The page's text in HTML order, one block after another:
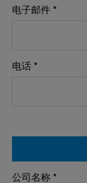
电子邮件 *
电话 *
公司名称 *